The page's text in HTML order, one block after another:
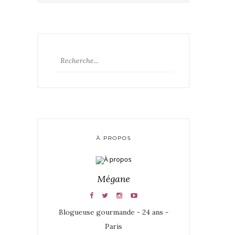
À PROPOS
Mégane
Blogueuse gourmande - 24 ans -
Paris